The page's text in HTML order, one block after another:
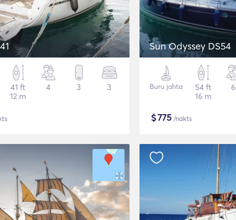
41 ft
12 m
4 3 3
Sun Odyssey DS54
Buru jahta
54 ft
16 m
6
$775 /nakts